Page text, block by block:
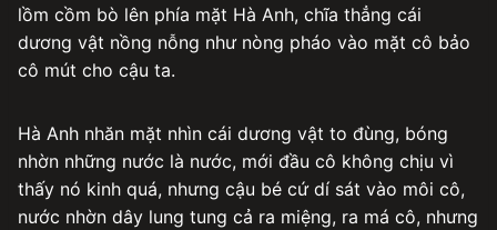
lồm cồm bò lên phía mặt Hà Anh, chĩa thẳng cái
dương vật nồng nỗng như nòng pháo vào mặt cô bảo
cô mút cho cậu ta.
Hà Anh nhăn mặt nhìn cái dương vật to đùng, bóng
nhờn những nước là nước, mới đầu cô không chịu vì
thấy nó kinh quá, nhưng cậu bé cứ dí sát vào môi cô,
nước nhờn dây lung tung cả ra miệng, ra má cô, nhưng